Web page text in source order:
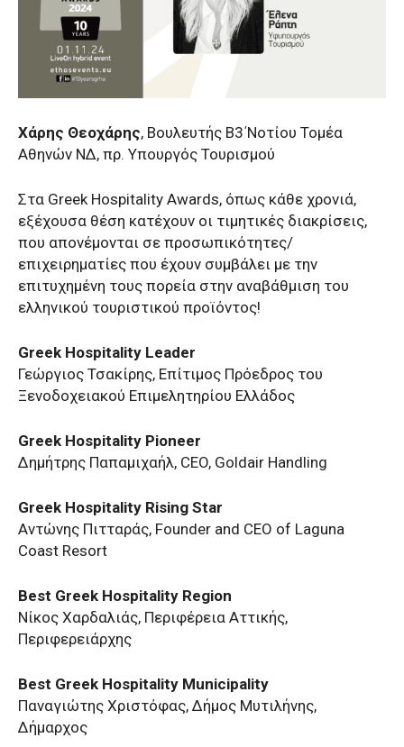
Χάρης Θεοχάρης, Βουλευτής Β3΄Νοτίου Τομέα
Αθηνών ΝΔ, πρ. Υπουργός Τουρισμού
Στα Greek Hospitality Awards, όπως κάθε χρονιά,
εξέχουσα θέση κατέχουν οι τιμητικές διακρίσεις,
που απονέμονται σε προσωπικότητες/
επιχειρηματίες που έχουν συμβάλει με την
επιτυχημένη τους πορεία στην αναβάθμιση του
ελληνικού τουριστικού προϊόντος!
Greek Hospitality Leader
Γεώργιος Τσακίρης, Επίτιμος Πρόεδρος του
Ξενοδοχειακού Επιμελητηρίου Ελλάδος
Greek Hospitality Pioneer
Δημήτρης Παπαμιχαήλ, CEO, Goldair Handling
Greek Hospitality Rising Star
Αντώνης Πιτταράς, Founder and CEO of Laguna
Coast Resort
Best Greek Hospitality Region
Νίκος Χαρδαλιάς, Περιφέρεια Αττικής,
Περιφερειάρχης
Best Greek Hospitality Municipality
Παναγιώτης Χριστόφας, Δήμος Μυτιλήνης,
Δήμαρχος